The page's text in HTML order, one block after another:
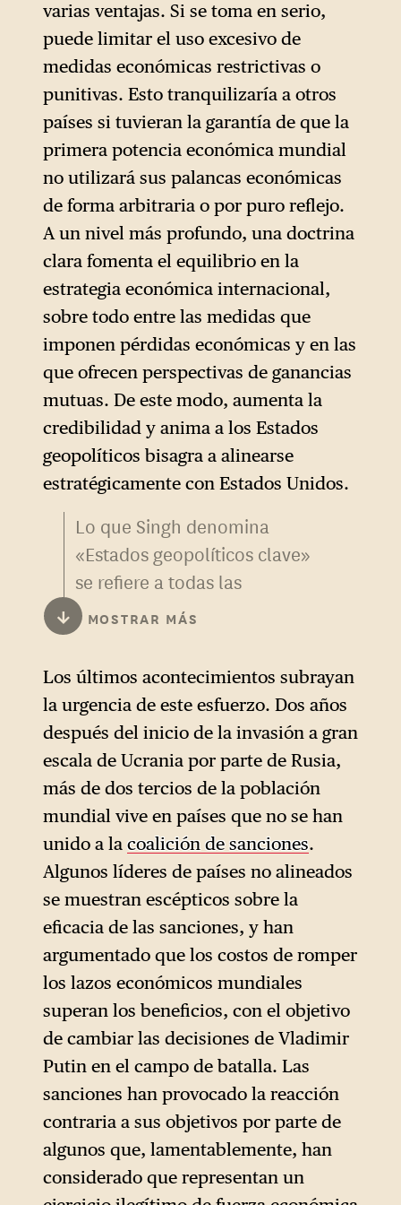
prosperidad mundial y, por
tanto, para la de Estados
Unidos. Las negociaciones
sobre tratados para facilitar el
comercio han quedado
relegadas a los márgenes en
la hoja de ruta económica.
Washington sigue
obstruyendo la OMC al
negarse a nombrar nuevos
miembros para su órgano de
resolución de diferencias. La
mayoría de los aranceles
impuestos por la
administración de Trump
siguen vigentes hoy en día.
Muchos países, sobre todo los
aliados europeos, temen las
medidas proteccionistas y los
vastos programas de
subsidios contenidos en las
leyes IRA o CHIPS. Hoy es
difícil entender si Washington
tiene realmente una visión
para la prosperidad global.
varias ventajas. Si se toma en serio,
puede limitar el uso excesivo de
medidas económicas restrictivas o
punitivas. Esto tranquilizaría a otros
países si tuvieran la garantía de que la
primera potencia económica mundial
no utilizará sus palancas económicas
de forma arbitraria o por puro reflejo.
A un nivel más profundo, una doctrina
clara fomenta el equilibrio en la
estrategia económica internacional,
sobre todo entre las medidas que
imponen pérdidas económicas y en las
que ofrecen perspectivas de ganancias
mutuas. De este modo, aumenta la
credibilidad y anima a los Estados
geopolíticos bisagra a alinearse
estratégicamente con Estados Unidos.
Lo que Singh denomina
«Estados geopolíticos clave»
se refiere a todas las
potencias que no están
directamente alineadas con
las posiciones de Estados
Unidos. La expresión «Estados
geopolíticos bisagra” (Global
Swing States) se utilizó por
primera vez en 2012 en un
informe del German Marshall
Fund, en aquel momento,
para referirse explícita y
restrictivamente a Brasil,
India, Indonesia y Turquía.
Tras la remodelación mundial
posterior al 24 de febrero de
2022, y junto a los términos
«Sur Global» y «no
alineación», el término vuelve
a utilizarse desde Washington
hasta el mundo empresarial:
Goldman Sachs le dedicó una
sesión informativa hace
menos de un año.
↓ MOSTRAR MÁS
Los últimos acontecimientos subrayan
la urgencia de este esfuerzo. Dos años
después del inicio de la invasión a gran
escala de Ucrania por parte de Rusia,
más de dos tercios de la población
mundial vive en países que no se han
unido a la coalición de sanciones.
Algunos líderes de países no alineados
se muestran escépticos sobre la
eficacia de las sanciones, y han
argumentado que los costos de romper
los lazos económicos mundiales
superan los beneficios, con el objetivo
de cambiar las decisiones de Vladimir
Putin en el campo de batalla. Las
sanciones han provocado la reacción
contraria a sus objetivos por parte de
algunos que, lamentablemente, han
considerado que representan un